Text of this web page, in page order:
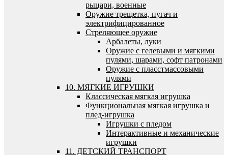
рыцари, военные
Оружие трещетка, пугач и
электрифицированное
Стреляющее оружие
Арбалеты, луки
Оружие с гелевыми и мягкими
пулями, шарами, софт патронами
Оружие с пласстмассовыми
пулями
10. МЯГКИЕ ИГРУШКИ
Классическая мягкая игрушка
Функциональная мягкая игрушка и
плед-игрушка
Игрушки с пледом
Интерактивные и механические
игрушки
11. ДЕТСКИЙ ТРАНСПОРТ